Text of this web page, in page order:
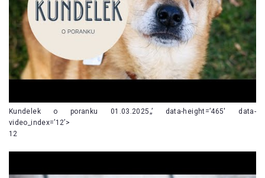
Kundelek o poranku 01.03.2025„’ data-height=’465′ data-
video_index=’12’>
12